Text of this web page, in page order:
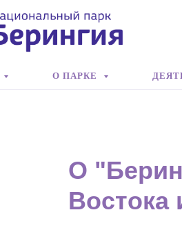
О ПАРКЕ
О
Востока